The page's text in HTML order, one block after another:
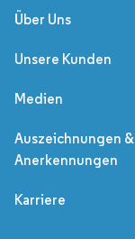
Über Uns
Unsere Kunden
Medien
Auszeichnungen &
Anerkennungen
Karriere